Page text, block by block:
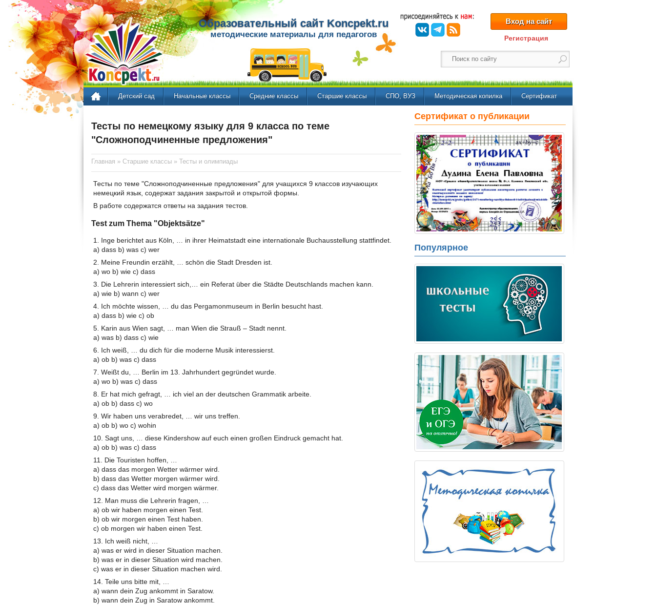
Образовательный сайт Koncpekt.ru
методические материалы для педагогов
Вход на сайт
Регистрация
Детский сад Начальные классы Средние классы Старшие классы СПО, ВУЗ Методическая копилка Сертификат
Тесты по немецкому языку для 9 класса по теме
"Сложноподчиненные предложения"
Главная » Старшие классы » Тесты и олимпиады
Тесты по теме "Сложноподчиненные предложения" для учащихся 9 классов изучающих
немецкий язык, содержат задания закрытой и открытой формы.
В работе содержатся ответы на задания тестов.
Test zum Thema "Objektsätze"
1. Inge berichtet aus Köln, … in ihrer Heimatstadt eine internationale Buchausstellung stattfindet.
a) dass b) was c) wer
2. Meine Freundin erzählt, … schön die Stadt Dresden ist.
a) wo b) wie c) dass
3. Die Lehrerin interessiert sich,… ein Referat über die Städte Deutschlands machen kann.
a) wie b) wann c) wer
4. Ich möchte wissen, … du das Pergamonmuseum in Berlin besucht hast.
a) dass b) wie c) ob
5. Karin aus Wien sagt, … man Wien die Strauß – Stadt nennt.
a) was b) dass c) wie
6. Ich weiß, … du dich für die moderne Musik interessierst.
a) ob b) was c) dass
7. Weißt du, … Berlin im 13. Jahrhundert gegründet wurde.
a) wo b) was c) dass
8. Er hat mich gefragt, … ich viel an der deutschen Grammatik arbeite.
a) ob b) dass c) wo
9. Wir haben uns verabredet, … wir uns treffen.
a) ob b) wo c) wohin
10. Sagt uns, … diese Kindershow auf euch einen großen Eindruck gemacht hat.
a) ob b) was c) dass
11. Die Touristen hoffen, …
a) dass das morgen Wetter wärmer wird.
b) dass das Wetter morgen wärmer wird.
c) dass das Wetter wird morgen wärmer.
12. Man muss die Lehrerin fragen, …
a) ob wir haben morgen einen Test.
b) ob wir morgen einen Test haben.
c) ob morgen wir haben einen Test.
13. Ich weiß nicht, …
a) was er wird in dieser Situation machen.
b) was er in dieser Situation wird machen.
c) was er in dieser Situation machen wird.
14. Teile uns bitte mit, …
a) wann dein Zug ankommt in Saratow.
b) wann dein Zug in Saratow ankommt.
Сертификат о публикации
Популярное